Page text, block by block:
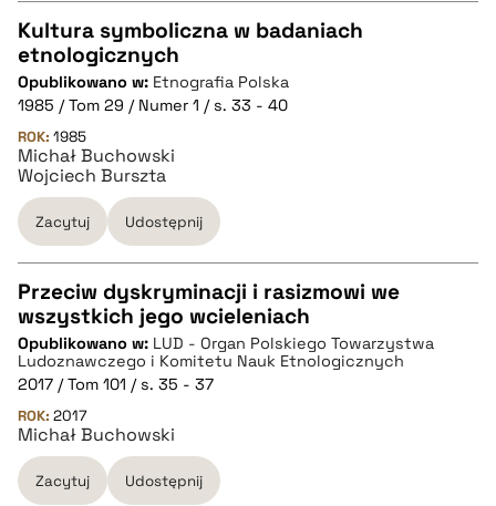
pobierz cytat
CZYSTY TEKST
pobierz cytat
BIBTEX
pobierz cytat
Kultura symboliczna w badaniach
etnologicznych
Opublikowano w: Etnografia Polska
1985 / Tom 29 / Numer 1 / s. 33 - 40
ROK: 1985
Michał Buchowski
Wojciech Burszta
Zacytuj Udostępnij
CZYSTY TEKST
pobierz cytat
BIBTEX
Przeciw dyskryminacji i rasizmowi we
wszystkich jego wcieleniach
Opublikowano w: LUD - Organ Polskiego Towarzystwa
Ludoznawczego i Komitetu Nauk Etnologicznych
2017 / Tom 101 / s. 35 - 37
ROK: 2017
Michał Buchowski
Zacytuj Udostępnij